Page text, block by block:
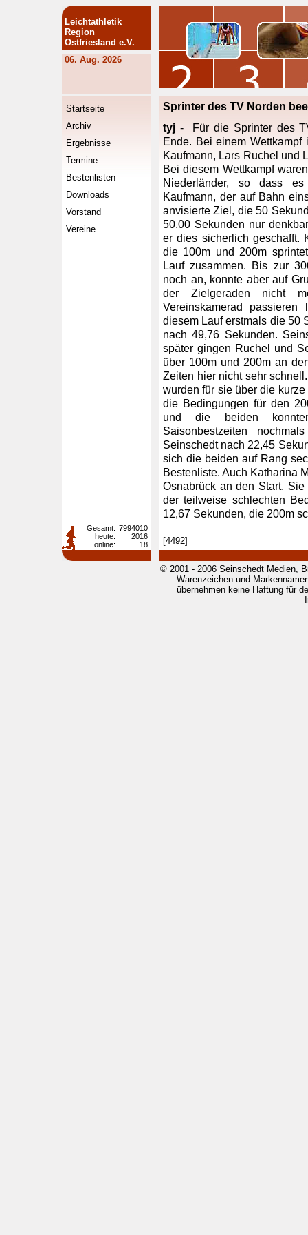
Leichtathletik
Region
Ostfriesland e.V.
06. Aug. 2026
Startseite
Archiv
Ergebnisse
Termine
Bestenlisten
Downloads
Vorstand
Vereine
Sprinter des TV Norden
tyj - Für die Sprinter des
Ende. Bei einem
Kaufmann, Lars Ruchel und
Bei diesem Wettkampf
Niederländer, so dass
Kaufmann, der auf Bahn
anvisierte Ziel, die 50
50,00 Sekunden nur
er dies sicherlich geschafft.
die 100m und 200m
Lauf zusammen. Bis zur
noch an, konnte aber auf
der Zielgeraden nicht
Vereinskamerad
diesem Lauf erstmals die 50
nach 49,76 Sekunden.
später gingen Ruchel und
über 100m und 200m an
Zeiten hier nicht sehr
wurden für sie über die
die Bedingungen für den
und die beiden
Saisonbestzeiten
Seinschedt nach 22,45
sich die beiden auf Rang
Bestenliste. Auch Katharina
Osnabrück an den Start.
der teilweise schlechten
12,67 Sekunden, die 200m
[4492]
Gesamt: 7994010
heute:
2016
online:
18
© 2001 - 2006 Seinschedt Medien,
Warenzeichen und
übernehmen keine Haftung für